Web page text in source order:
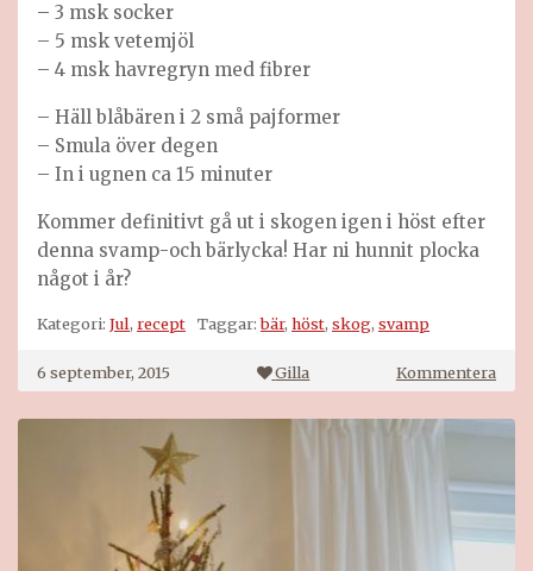
– 3 msk socker
– 5 msk vetemjöl
– 4 msk havregryn med fibrer
– Häll blåbären i 2 små pajformer
– Smula över degen
– In i ugnen ca 15 minuter
Kommer definitivt gå ut i skogen igen i höst efter
denna svamp-och bärlycka! Har ni hunnit plocka
något i år?
Kategori: Jul, recept Taggar:bär, höst, skog, svamp
6 september, 2015 Gilla Kommenterapå
i